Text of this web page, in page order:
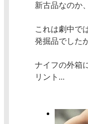
新古品なのか
これは劇中で
発掘品でした
ナイフの外箱
リント...